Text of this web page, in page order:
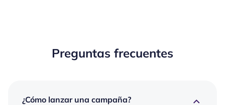
Preguntas frecuentes
¿Cómo lanzar una campaña?